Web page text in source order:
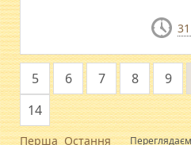
Перша
5 6 7 8 9
14
Остання